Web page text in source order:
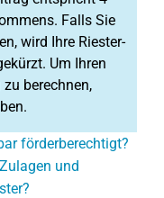
Falls Sie
wird Ihre Riester-
Um Ihren
berechnen,
förderberechtigt?
und